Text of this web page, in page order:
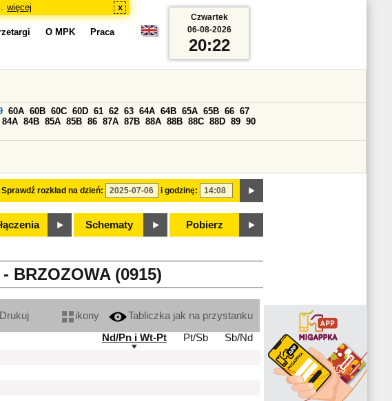
więcej x
O MPK Praca
Sprawdź rozkład na dzień: i godzinę:
60A 60B 60C 60D 61 62 63 64A 64B 65A 65B 66 67
84A 84B 85A 85B 86 87A 87B 88A 88B 88C 88D 89 90
Schematy Pobierz
Czwartek
06-08-2026
20:22
BRZOZOWA (0915)
Drukuj ikony
Tabliczka jak na przystanku
Nd/Pn i Wt-Pt
Pt/Sb
Sb/Nd